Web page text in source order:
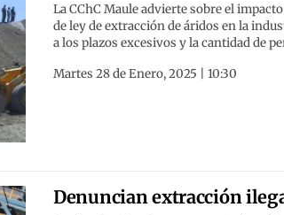
La CChC Maule advierte sobre el
de ley de extracción de áridos en la
a los plazos excesivos y la cantidad de
Martes 28 de Enero, 2025 | 10:30
Denuncian extracción